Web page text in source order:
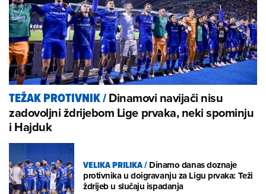
TEŽAK PROTIVNIK/Dinamovi navijači nisu
zadovoljni ždrijebom Lige prvaka, neki spominju
i Hajduk
VELIKA PRILIKA/Dinamo danas doznaje
protivnika u doigravanju za Ligu prvaka: Teži
ždrijeb u slučaju ispadanja